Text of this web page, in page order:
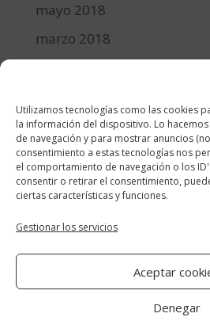
Utilizamos tecnologías como las cookies
la información del dispositivo. Lo
de navegación y para mostrar anuncios
consentimiento a estas tecnologías nos
el comportamiento de navegación o los
consentir o retirar el consentimiento,
ciertas características y funciones.
Gestionar los servicios
Aceptar
Denegar
mayo 2018
marzo 2018
diciembre 2017
Categorías
cocina y recetas
general
lifestyle
manualidades-diy